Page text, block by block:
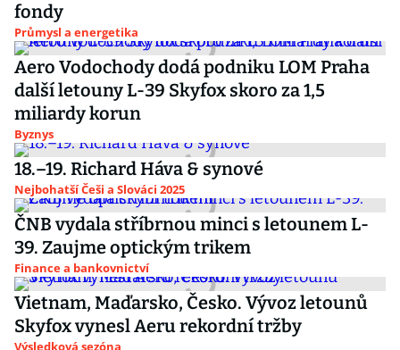
fondy
Průmysl a energetika
Aero Vodochody dodá podniku LOM Praha
další letouny L-39 Skyfox skoro za 1,5
miliardy korun
Byznys
18.–19. Richard Háva & synové
Nejbohatší Češi a Slováci 2025
ČNB vydala stříbrnou minci s letounem L-
39. Zaujme optickým trikem
Finance a bankovnictví
Vietnam, Maďarsko, Česko. Vývoz letounů
Skyfox vynesl Aeru rekordní tržby
Výsledková sezóna